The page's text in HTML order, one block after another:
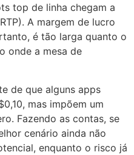
top de linha chegam a
A margem de lucro
é tão larga quanto o
onde a mesa de
de que alguns apps
mas impõem um
Fazendo as contas, se
cenário ainda não
enquanto o risco já